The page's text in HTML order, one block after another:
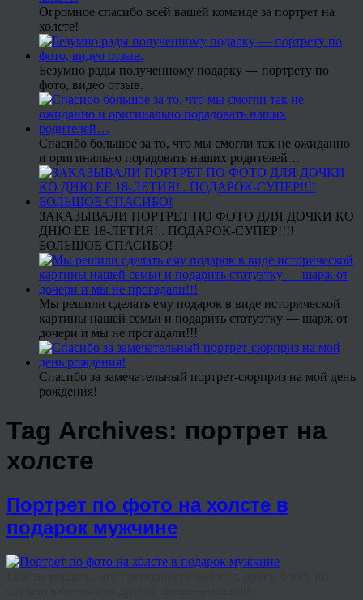
Огромное спасибо всей вашей команде за портрет на
холсте!
Безумно рады полученному подарку — портрету по
фото, видео отзыв.
Спасибо большое за то, что мы смогли так не ожиданно
и оригинально порадовать наших родителей…
ЗАКАЗЫВАЛИ ПОРТРЕТ ПО ФОТО ДЛЯ ДОЧКИ КО
ДНЮ ЕЕ 18-ЛЕТИЯ!.. ПОДАРОК-СУПЕР!!!!
БОЛЬШОЕ СПАСИБО!
Мы решили сделать ему подарок в виде исторической
картины нашей семьи и подарить статуэтку — шарж от
дочери и мы не прогадали!!!
Спасибо за замечательный портрет-сюрприз на мой день
рождения!
Tag Archives: портрет на
холсте
Портрет по фото на холсте в
подарок мужчине